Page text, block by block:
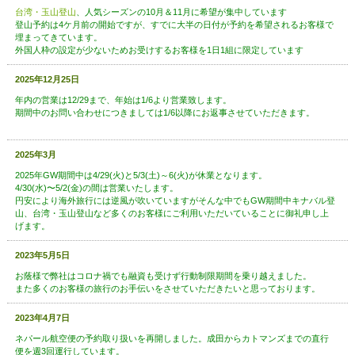
台湾・玉山登山 、人気シーズンの10月＆11月に希望が集中しています
登山予約は4ケ月前の開始ですが、すでに大半の日付が予約を希望されるお客様で
埋まってきています。
外国人枠の設定が少ないためお受けするお客様を1日1組に限定しています
2025年12月25日
年内の営業は12/29まで、年始は1/6より営業致します。
期間中のお問い合わせにつきましては1/6以降にお返事させていただきます。
2025年3月
2025年GW期間中は4/29(火)と5/3(土)～6(火)が休業となります。
4/30(水)〜5/2(金)の間は営業いたします。
円安により海外旅行には逆風が吹いていますがそんな中でもGW期間中キナバル登
山、台湾・玉山登山など多くのお客様にご利用いただいていることに御礼申し上
げます。
2023年5月5日
お蔭様で弊社はコロナ禍でも融資も受けず行動制限期間を乗り越えました。
また多くのお客様の旅行のお手伝いをさせていただきたいと思っております。
2023年4月7日
ネパール航空便の予約取り扱いを再開しました。成田からカトマンズまでの直行
便を週3回運行しています。